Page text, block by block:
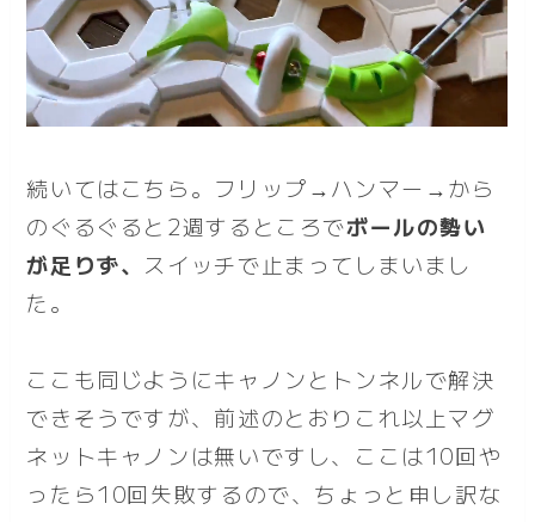
続いてはこちら。フリップ→ハンマー→から
のぐるぐると2週するところでボールの勢い
が足りず、 スイッチで止まってしまいまし
た。
ここも同じようにキャノンとトンネルで解決
できそうですが、前述のとおりこれ以上マグ
ネットキャノンは無いですし、ここは10回や
ったら10回失敗するので、ちょっと申し訳な